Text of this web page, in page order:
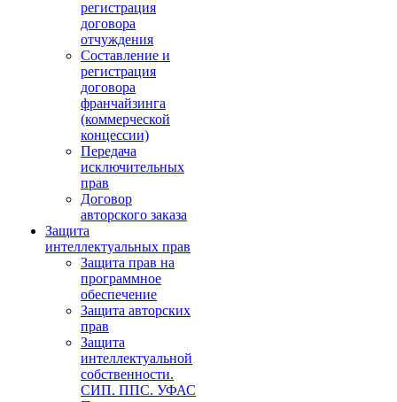
регистрация
договора
отчуждения
Составление и
регистрация
договора
франчайзинга
(коммерческой
концессии)
Передача
исключительных
прав
Договор
авторского заказа
Защита
интеллектуальных прав
Защита прав на
программное
обеспечение
Защита авторских
прав
Защита
интеллектуальной
собственности.
СИП. ППС. УФАС